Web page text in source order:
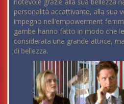
personalità accattivante, alla sua
impegno nell'empowerment
gambe hanno fatto in modo che
considerata una grande attrice,
di bellezza.